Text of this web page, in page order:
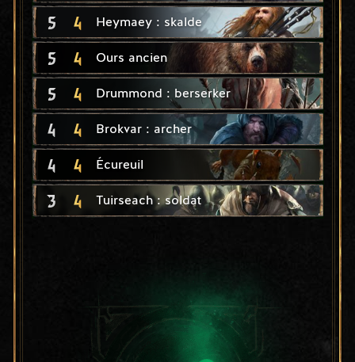
5 4 Heymaey : skalde
5 4 Ours ancien
5 4 Drummond : berserker
4 4 Brokvar : archer
4 4 Écureuil
3 4 Tuirseach : soldat